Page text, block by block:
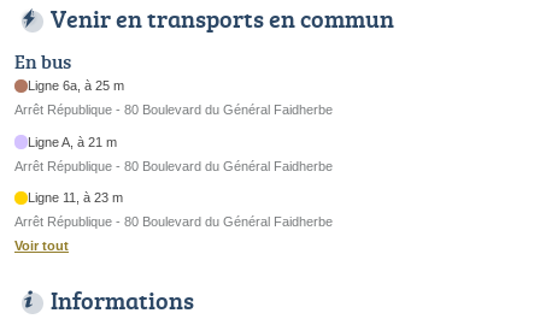
Venir en transports en commun
En bus
Ligne 6a, à 25 m
Arrêt République - 80 Boulevard du Général Faidherbe
Ligne A, à 21 m
Arrêt République - 80 Boulevard du Général Faidherbe
Ligne 11, à 23 m
Arrêt République - 80 Boulevard du Général Faidherbe
Voir tout
Informations